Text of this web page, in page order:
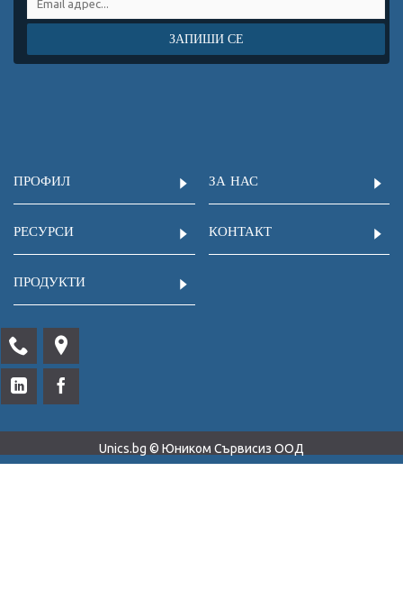
ЗАПИШИ СЕ
ПРОФИЛ ЗА НАС
РЕСУРСИ КОНТАКТ
ПРОДУКТИ
Unics.bg © Юником Сървисиз ООД